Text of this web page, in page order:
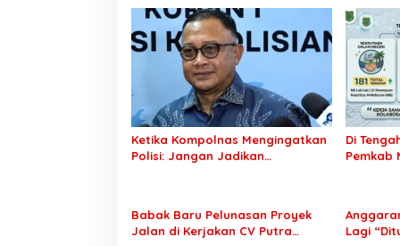
T
h
a
n
g
k
e
-
s
i
p
o
s
Ketika Kompolnas Mengingatkan
Polisi: Jangan Jadikan
Di
Pemkab
Babak Baru Pelunasan Proyek
Jalan di Kerjakan CV Putra
Lagi